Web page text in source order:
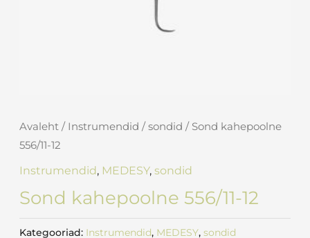
Avaleht / Instrumendid / sondid / Sond kahepoolne
556/11-12
Instrumendid, MEDESY, sondid
Sond kahepoolne 556/11-12
Kategooriad: Instrumendid, MEDESY, sondid